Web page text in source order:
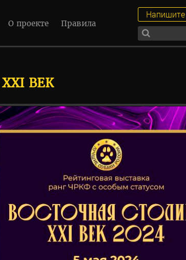
О проекте Правила
ВЕК